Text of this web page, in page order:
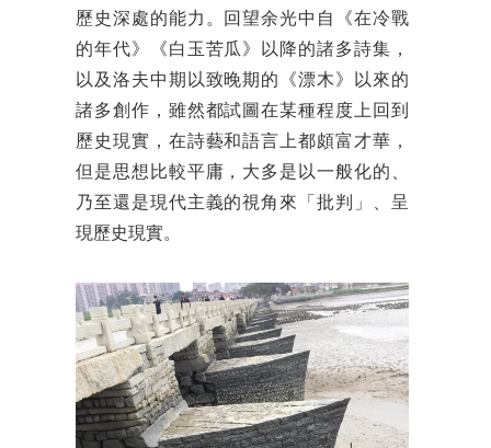
歷史深處的能力。回望余光中自《在冷戰
的年代》《白玉苦瓜》以降的諸多詩集，
以及洛夫中期以致晚期的《漂木》以來的
諸多創作，雖然都試圖在某種程度上回到
歷史現實，在詩藝和語言上都頗富才華，
但是思想比較平庸，大多是以一般化的、
乃至還是現代主義的視角來「批判」、呈
現歷史現實。